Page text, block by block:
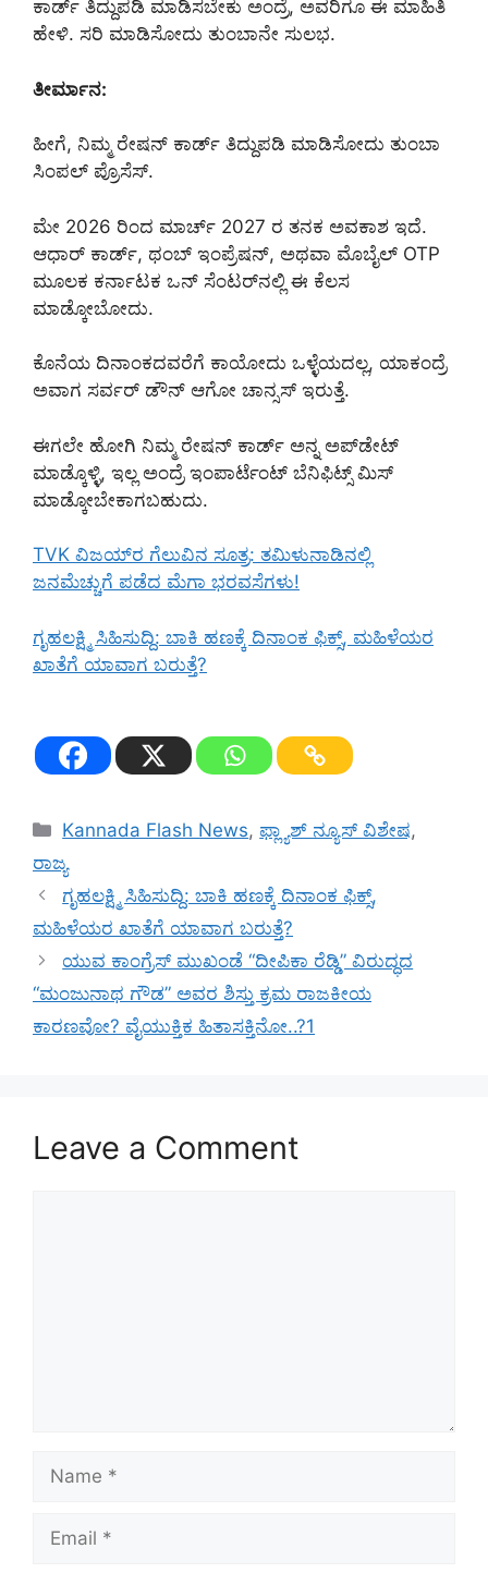
ಕಾರ್ಡ್ ತಿದ್ದುಪಡಿ ಮಾಡಿಸಬೇಕು ಅಂದ್ರೆ, ಅವರಿಗೂ ಈ ಮಾಹಿತಿ
ಹೇಳಿ. ಸರಿ ಮಾಡಿಸೋದು ತುಂಬಾನೇ ಸುಲಭ.
ತೀರ್ಮಾನ:
ಹೀಗೆ, ನಿಮ್ಮ ರೇಷನ್ ಕಾರ್ಡ್ ತಿದ್ದುಪಡಿ ಮಾಡಿಸೋದು ತುಂಬಾ
ಸಿಂಪಲ್ ಪ್ರೊಸೆಸ್.
ಮೇ 2026 ರಿಂದ ಮಾರ್ಚ್ 2027 ರ ತನಕ ಅವಕಾಶ ಇದೆ.
ಆಧಾರ್ ಕಾರ್ಡ್, ಥಂಬ್ ಇಂಪ್ರೆಷನ್, ಅಥವಾ ಮೊಬೈಲ್ OTP
ಮೂಲಕ ಕರ್ನಾಟಕ ಒನ್ ಸೆಂಟರ್‌ನಲ್ಲಿ ಈ ಕೆಲಸ
ಮಾಡ್ಕೋಬೋದು.
ಕೊನೆಯ ದಿನಾಂಕದವರೆಗೆ ಕಾಯೋದು ಒಳ್ಳೆಯದಲ್ಲ, ಯಾಕಂದ್ರೆ
ಅವಾಗ ಸರ್ವರ್ ಡೌನ್ ಆಗೋ ಚಾನ್ಸಸ್ ಇರುತ್ತೆ.
ಈಗಲೇ ಹೋಗಿ ನಿಮ್ಮ ರೇಷನ್ ಕಾರ್ಡ್ ಅನ್ನ ಅಪ್‌ಡೇಟ್
ಮಾಡ್ಕೊಳ್ಳಿ, ಇಲ್ಲ ಅಂದ್ರೆ ಇಂಪಾರ್ಟೆಂಟ್ ಬೆನಿಫಿಟ್ಸ್ ಮಿಸ್
ಮಾಡ್ಕೋಬೇಕಾಗಬಹುದು.
TVK ವಿಜಯ್‌ರ ಗೆಲುವಿನ ಸೂತ್ರ: ತಮಿಳುನಾಡಿನಲ್ಲಿ
ಜನಮೆಚ್ಚುಗೆ ಪಡೆದ ಮೆಗಾ ಭರವಸೆಗಳು!
ಗೃಹಲಕ್ಷ್ಮಿ ಸಿಹಿಸುದ್ದಿ: ಬಾಕಿ ಹಣಕ್ಕೆ ದಿನಾಂಕ ಫಿಕ್ಸ್, ಮಹಿಳೆಯರ
ಖಾತೆಗೆ ಯಾವಾಗ ಬರುತ್ತೆ?
Categories
Kannada Flash News, ಫ್ಲ್ಯಾಶ್ ನ್ಯೂಸ್ ವಿಶೇಷ,
ರಾಜ್ಯ
ಗೃಹಲಕ್ಷ್ಮಿ ಸಿಹಿಸುದ್ದಿ: ಬಾಕಿ ಹಣಕ್ಕೆ ದಿನಾಂಕ ಫಿಕ್ಸ್,
ಮಹಿಳೆಯರ ಖಾತೆಗೆ ಯಾವಾಗ ಬರುತ್ತೆ?
ಯುವ ಕಾಂಗ್ರೆಸ್ ಮುಖಂಡೆ “ದೀಪಿಕಾ ರೆಡ್ಡಿ” ವಿರುದ್ಧದ
“ಮಂಜುನಾಥ ಗೌಡ” ಅವರ ಶಿಸ್ತು ಕ್ರಮ ರಾಜಕೀಯ
ಕಾರಣವೋ? ವೈಯುಕ್ತಿಕ ಹಿತಾಸಕ್ತಿನೋ..?1
Leave a Comment
Name
Email